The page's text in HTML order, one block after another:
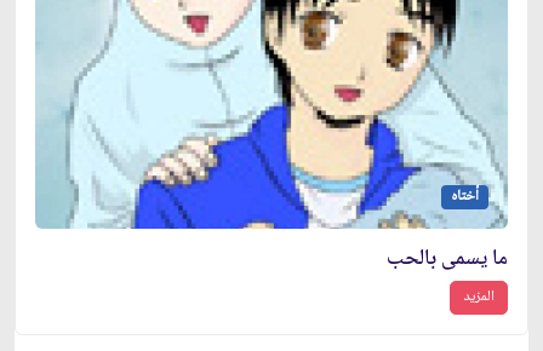
أختاه
ما يسمى بالحب
المزيد